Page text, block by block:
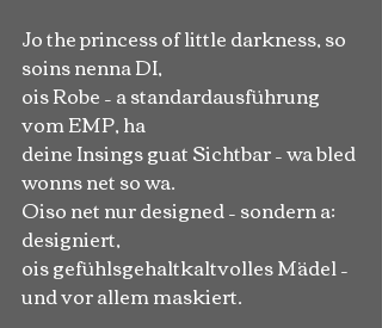
Jo the princess of little darkness, so
soins nenna DI,
ois Robe – a standardausführung
vom EMP, ha
deine Insings guat Sichtbar – wa bled
wonns net so wa.
Oiso net nur designed – sondern a:
designiert,
ois gefühlsgehaltkaltvolles Mädel –
und vor allem maskiert.